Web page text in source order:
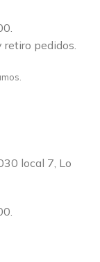
pedidos.
local 7, Lo